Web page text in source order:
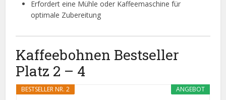
Erfordert eine Mühle oder Kaffeemaschine für
optimale Zubereitung
Kaffeebohnen Bestseller
Platz 2 – 4
ANGEBOT
BESTSELLER NR. 2